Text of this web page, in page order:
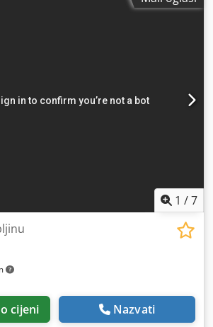
dostupno - Cijena: komplet -
200 mm - Težina: 30 kg
1 /7
cijeni Nazvati